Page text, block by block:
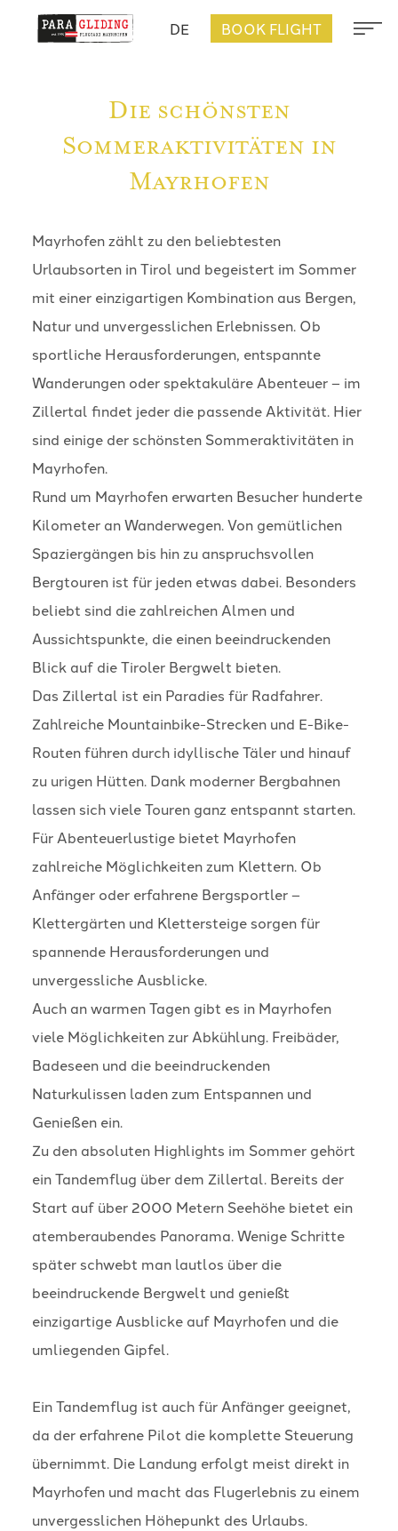
DE BOOK FLIGHT
Die schönsten
Sommeraktivitäten in
Mayrhofen
Mayrhofen zählt zu den beliebtesten
Urlaubsorten in Tirol und begeistert im Sommer
mit einer einzigartigen Kombination aus Bergen,
Natur und unvergesslichen Erlebnissen. Ob
sportliche Herausforderungen, entspannte
Wanderungen oder spektakuläre Abenteuer – im
Zillertal findet jeder die passende Aktivität. Hier
sind einige der schönsten Sommeraktivitäten in
Mayrhofen.
Rund um Mayrhofen erwarten Besucher hunderte
Kilometer an Wanderwegen. Von gemütlichen
Spaziergängen bis hin zu anspruchsvollen
Bergtouren ist für jeden etwas dabei. Besonders
beliebt sind die zahlreichen Almen und
Aussichtspunkte, die einen beeindruckenden
Blick auf die Tiroler Bergwelt bieten.
Das Zillertal ist ein Paradies für Radfahrer.
Zahlreiche Mountainbike-Strecken und E-Bike-
Routen führen durch idyllische Täler und hinauf
zu urigen Hütten. Dank moderner Bergbahnen
lassen sich viele Touren ganz entspannt starten.
Für Abenteuerlustige bietet Mayrhofen
zahlreiche Möglichkeiten zum Klettern. Ob
Anfänger oder erfahrene Bergsportler –
Klettergärten und Klettersteige sorgen für
spannende Herausforderungen und
unvergessliche Ausblicke.
Auch an warmen Tagen gibt es in Mayrhofen
viele Möglichkeiten zur Abkühlung. Freibäder,
Badeseen und die beeindruckenden
Naturkulissen laden zum Entspannen und
Genießen ein.
Zu den absoluten Highlights im Sommer gehört
ein Tandemflug über dem Zillertal. Bereits der
Start auf über 2000 Metern Seehöhe bietet ein
atemberaubendes Panorama. Wenige Schritte
später schwebt man lautlos über die
beeindruckende Bergwelt und genießt
einzigartige Ausblicke auf Mayrhofen und die
umliegenden Gipfel.
Ein Tandemflug ist auch für Anfänger geeignet,
da der erfahrene Pilot die komplette Steuerung
übernimmt. Die Landung erfolgt meist direkt in
Mayrhofen und macht das Flugerlebnis zu einem
unvergesslichen Höhepunkt des Urlaubs.